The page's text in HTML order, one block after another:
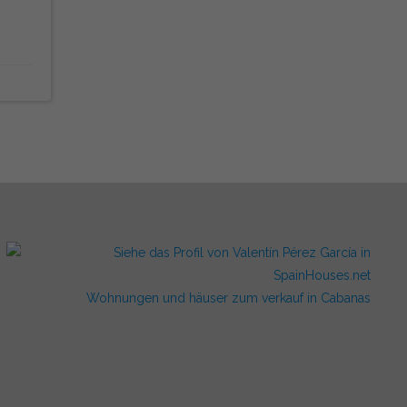
Wohnungen und häuser zum verkauf in Cabanas